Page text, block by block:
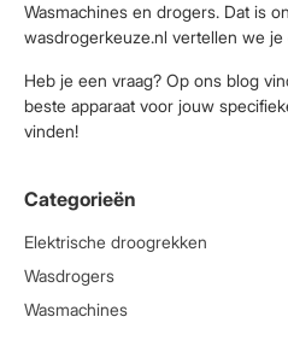
Wasmachines en drogers. Dat is
wasdrogerkeuze.nl vertellen we je
Heb je een vraag? Op ons blog
beste apparaat voor jouw
vinden!
Categorieën
Elektrische droogrekken
Wasdrogers
Wasmachines